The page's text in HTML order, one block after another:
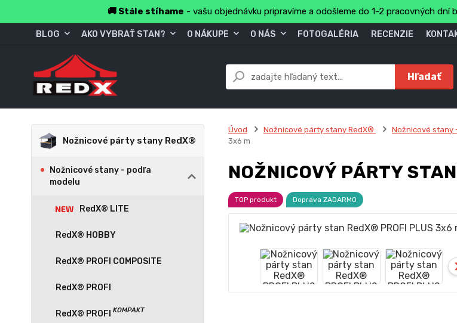
🚚 Stále stíhame - vašu objednávku pripravíme a odošleme do 1-2 pracovných dní
BLOG AKO VYBRAŤ STAN? O NÁKUPE O NÁS FOTOGALÉRIA RECENZIE
Hľadať
Nožnicové párty stany RedX®
Nožnicové stany - podľa
modelu
RedX® LITE
RedX® HOBBY
RedX® PROFI COMPOSITE
RedX® PROFI
Úvod Nožnicové párty stany RedX® Nožnicové stany
3x6 m
NOŽNICOVÝ PÁRTY
TOP produkt Doprava ZADARMO